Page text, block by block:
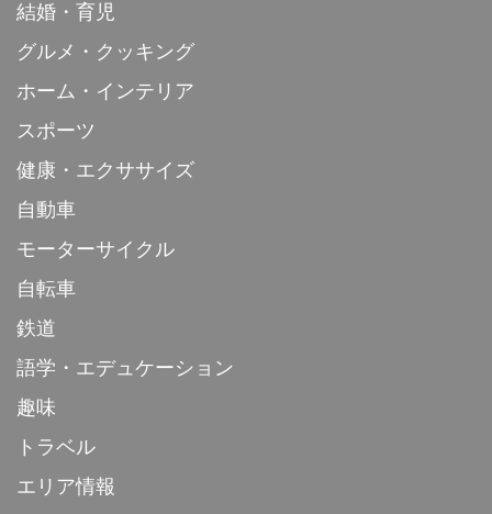
結婚・育児
グルメ・クッキング
ホーム・インテリア
スポーツ
健康・エクササイズ
自動車
モーターサイクル
自転車
鉄道
語学・エデュケーション
趣味
トラベル
エリア情報